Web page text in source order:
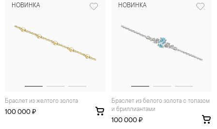
НОВИНКА
Браслет из желтого золота
100 000 ₽
НОВИНКА
Браслет из белого золота с топазом
и бриллиантами
100 000 ₽